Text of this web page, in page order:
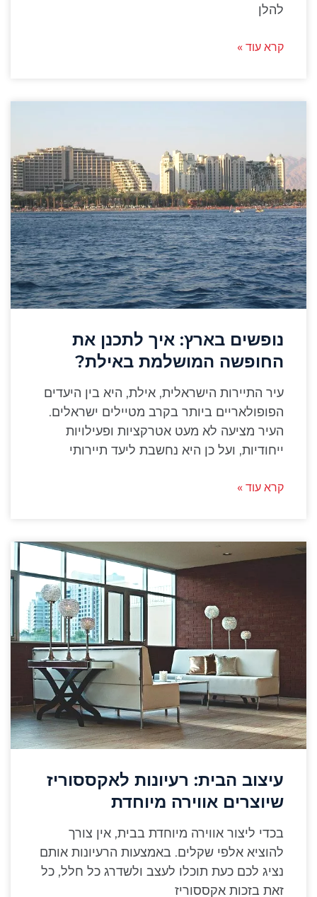
להלן
קרא עוד »
נופשים בארץ: איך לתכנן את
החופשה המושלמת באילת?
עיר התיירות הישראלית, אילת, היא בין היעדים
הפופולאריים ביותר בקרב מטיילים ישראלים.
העיר מציעה לא מעט אטרקציות ופעילויות
ייחודיות, ועל כן היא נחשבת ליעד תיירותי
קרא עוד »
עיצוב הבית: רעיונות לאקססוריז
שיוצרים אווירה מיוחדת
בכדי ליצור אווירה מיוחדת בבית, אין צורך
להוציא אלפי שקלים. באמצעות הרעיונות אותם
נציג לכם כעת תוכלו לעצב ולשדרג כל חלל, כל
זאת בזכות אקססוריז